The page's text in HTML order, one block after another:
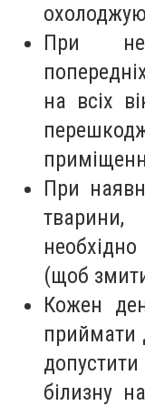
При
на всіх
При
(щоб
Кожен
приймати
білизну